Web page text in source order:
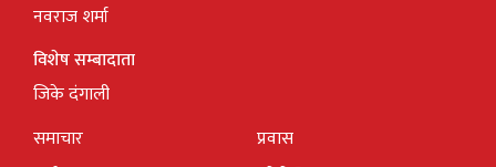
नवराज शर्मा
विशेष सम्बादाता
जिके दंगाली
समाचार
प्रवास